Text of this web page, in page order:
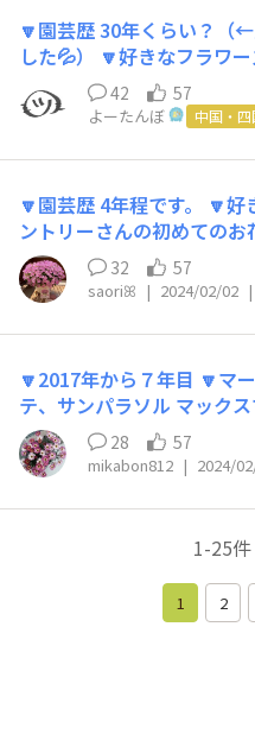
ていたり、お花をいじって
オタクだと思われてるか
れませんが😓 まだまだ初
お花を目指していきますの
🔽園芸歴 30年くらい？（
した💦） 🔽好きなフラワ
ーテ、フェアリースター
など園芸以外でもOK） 音
「花育て」をキッカケに
出来ればと思っています
mも利用してます☺️
w.instagram.com/
42 57
よーたんぼ 中国・四
🔽園芸歴 4年程です。 🔽好きなフラワーズの花・野菜 サ
ントリーさんの初めての
今年も元気に咲いてくれて
この可愛いさに🩷 感動‼︎
ントリーさんのお花育ててます。 🔽好きなこ
（スポーツなど園芸以外でもOK
😊 🔽みんなに一言 Instagramではお花の投稿をたくさん
の方に 見て頂けて(❁ᴗ͈ˬᴗ͈)
しませて頂いています サ
ン登録はしていたのです
てしまう…Σ(･ω･ﾉ)ﾉ !ハッ
すが皆さんどうぞ よろし
32 57
saori‪ꕤ︎︎ | 2024/02/02 |
🔽2017年から７年目 🔽マーガレット、サフィニア、ミー
テ、サンパラソル マック
ィニアアート、アズーロコンパクト 🔽お花
ール、野菜作り 🔽今年もお花楽しみたいです😊 わからな
い事教えて下さいね
28 57
mikabon812 | 2024/
1-25
1 2